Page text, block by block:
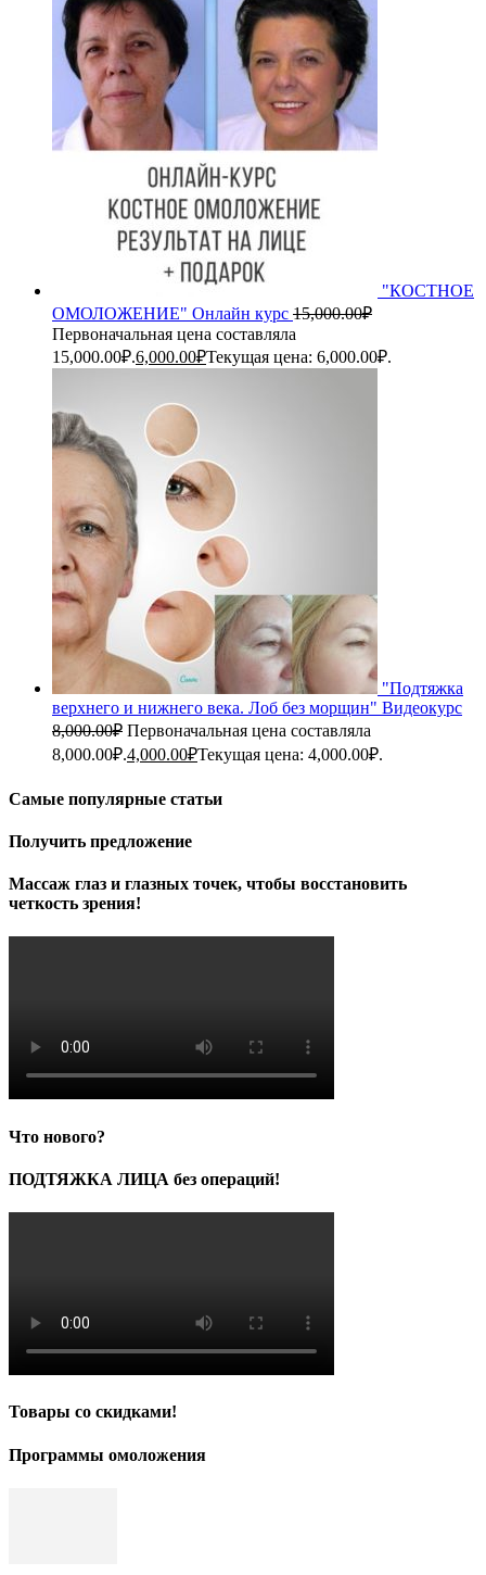
"КОСТНОЕ
ОМОЛОЖЕНИЕ" Онлайн курс 15,000.00₽
Первоначальная цена составляла
15,000.00₽.6,000.00₽Текущая цена: 6,000.00₽.
"Подтяжка
верхнего и нижнего века. Лоб без морщин" Видеокурс
8,000.00₽ Первоначальная цена составляла
8,000.00₽.4,000.00₽Текущая цена: 4,000.00₽.
Самые популярные статьи
Получить предложение
Массаж глаз и глазных точек, чтобы восстановить
четкость зрения!
Что нового?
ПОДТЯЖКА ЛИЦА без операций!
Товары со скидками!
Программы омоложения